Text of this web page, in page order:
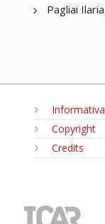
Pagliai
Copyright
Credits